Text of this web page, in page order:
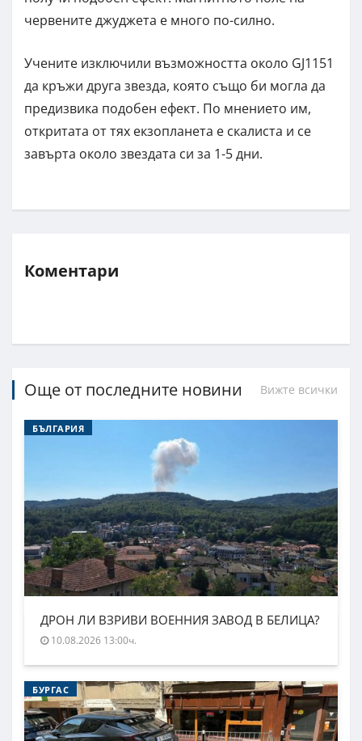
червените джуджета е много по-силно.
Учените изключили възможността около GJ1151
да кръжи друга звезда, която също би могла да
предизвика подобен ефект. По мнението им,
откритата от тях екзопланета е скалиста и се
завърта около звездата си за 1-5 дни.
Коментари
Още от последните новини Вижте всички
БЪЛГАРИЯ
ДРОН ЛИ ВЗРИВИ ВОЕННИЯ ЗАВОД В БЕЛИЦА?
10.08.2026 13:00ч.
БУРГАС